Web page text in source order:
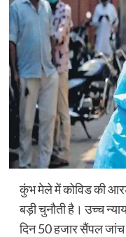
कुंभ मेले में कोविड की
बड़ी चुनौती है। उच्च
दिन 50 हजार सैंपल